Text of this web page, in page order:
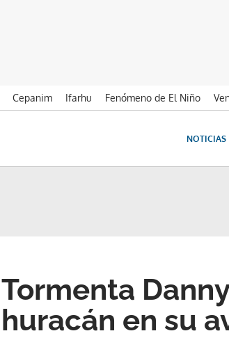
Cepanim Ifarhu Fenómeno de El Niño
NOTICIAS
Tormenta
huracán en su